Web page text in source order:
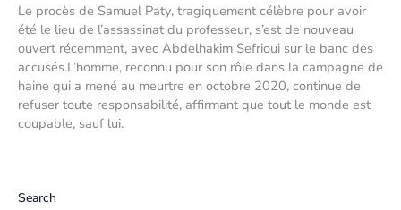
Le procès de Samuel Paty, tragiquement célèbre pour avoir
été le lieu de l’assassinat du professeur, s’est de nouveau
ouvert récemment, avec Abdelhakim Sefrioui sur le banc des
accusés.L’homme, reconnu pour son rôle dans la campagne de
haine qui a mené au meurtre en octobre 2020, continue de
refuser toute responsabilité, affirmant que tout le monde est
coupable, sauf lui.
Search